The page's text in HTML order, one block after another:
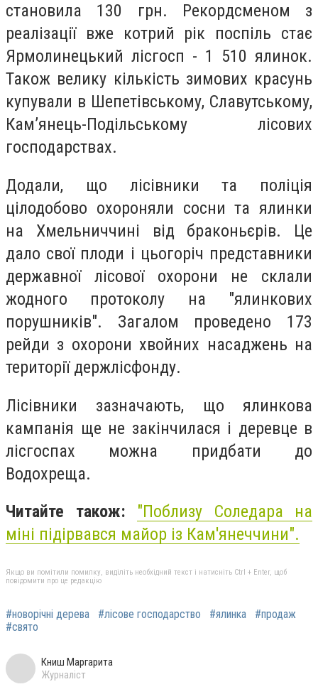
становила 130 грн. Рекордсменом з
реалізації вже котрий рік поспіль стає
Ярмолинецький лісгосп - 1 510 ялинок.
Також велику кількість зимових красунь
купували в Шепетівському, Славутському,
Кам’янець-Подільському лісових
господарствах.
Додали, що лісівники та поліція
цілодобово охороняли сосни та ялинки
на Хмельниччині від браконьєрів. Це
дало свої плоди і цьогоріч представники
державної лісової охорони не склали
жодного протоколу на "ялинкових
порушників". Загалом проведено 173
рейди з охорони хвойних насаджень на
території держлісфонду.
Лісівники зазначають, що ялинкова
кампанія ще не закінчилася і деревце в
лісгоспах можна придбати до
Водохреща.
Читайте також: "Поблизу Соледара на
міні підірвався майор із Кам'янеччини".
Якщо ви помітили помилку, виділіть необхідний текст і натисніть Ctrl + Enter, щоб
повідомити про це редакцію
#новорічні дерева #лісове господарство #ялинка
#продаж
#свято
Книш Маргарита
Журналіст